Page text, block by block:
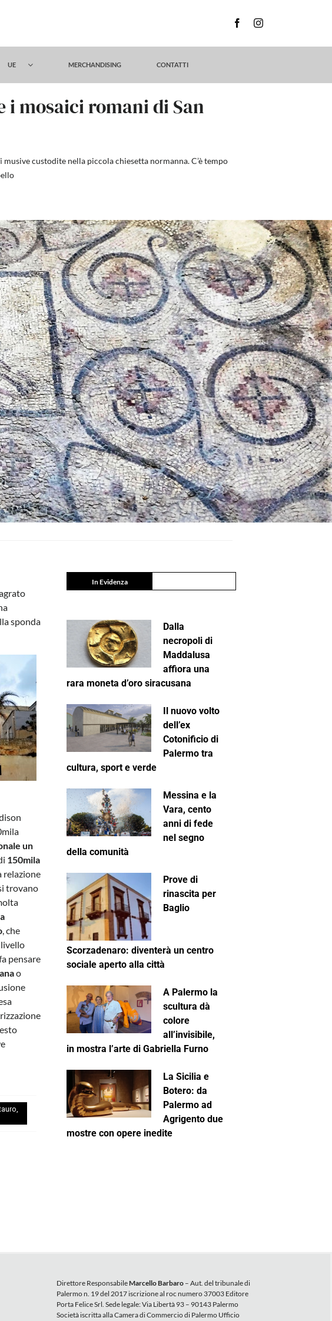
UE MERCHANDISING CONTATTI
i mosaici romani di San
custodite nella piccola chiesetta normanna. C’è tempo
sponda
un
150mila
relazione
trovano
, che
pensare
o
In Evidenza
Dalla
necropoli di
Maddalusa
affiora una
rara moneta d’oro siracusana
Il nuovo volto
dell’ex
Cotonificio di
Palermo tra
cultura, sport e verde
Messina e la
Vara, cento
anni di fede
nel segno
della comunità
Prove di
rinascita per
Baglio
Scorzadenaro: diventerà un centro
sociale aperto alla città
A Palermo la
scultura dà
colore
all’invisibile,
in mostra l’arte di Gabriella Furno
La Sicilia e
Botero: da
Palermo ad
Agrigento due
mostre con opere inedite
Direttore ResponsabileMarcello Barbaro– Aut. del tribunale di
Palermo n. 19 del 2017 iscrizione al roc numero 37003 Editore
Porta Felice Srl. Sede legale: Via Libertà 93 – 90143 Palermo
Società iscritta alla Camera di Commercio di Palermo Ufficio